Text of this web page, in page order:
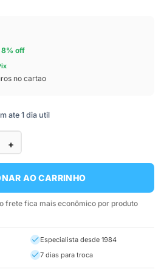
8% off
no cartao
ate 1 dia util
+
AO CARRINHO
frete fica mais econômico por produto
Especialista desde 1984
7 dias para troca